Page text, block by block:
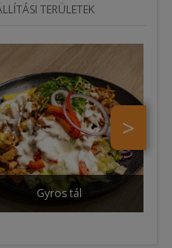
TERÜLETEK
>
Gyros tál